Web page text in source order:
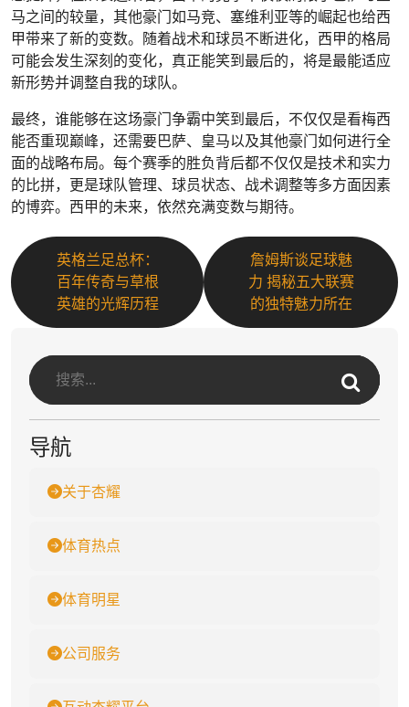
马之间的较量，其他豪门如马竞、塞维利亚等的崛起也给西
甲带来了新的变数。随着战术和球员不断进化，西甲的格局
可能会发生深刻的变化，真正能笑到最后的，将是最能适应
新形势并调整自我的球队。
最终，谁能够在这场豪门争霸中笑到最后，不仅仅是看梅西
能否重现巅峰，还需要巴萨、皇马以及其他豪门如何进行全
面的战略布局。每个赛季的胜负背后都不仅仅是技术和实力
的比拼，更是球队管理、球员状态、战术调整等多方面因素
的博弈。西甲的未来，依然充满变数与期待。
英格兰足总杯：
百年传奇与草根
英雄的光辉历程
詹姆斯谈足球魅
力 揭秘五大联赛
的独特魅力所在
导航
关于杏耀
体育热点
体育明星
公司服务